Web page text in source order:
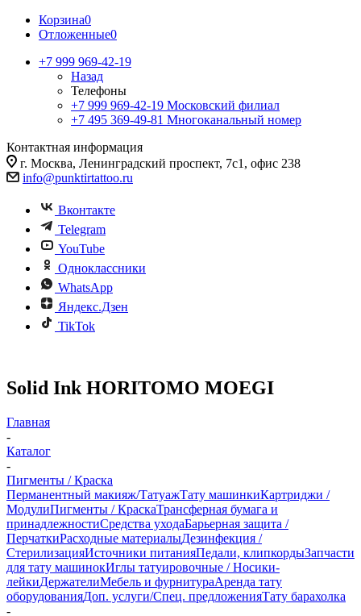
Корзина0
Отложенные0
+7 999 969-42-19
Назад
Телефоны
+7 999 969-42-19 Московский филиал
+7 495 369-49-81 Многоканальный номер
Контактная информация
г. Москва, Ленинградский проспект, 7с1, офис 238
info@punktirtattoo.ru
Вконтакте
Telegram
YouTube
Одноклассники
WhatsApp
Яндекс.Дзен
TikTok
Solid Ink HORITOMO MOEGI
Главная
-
Каталог
-
Пигменты / Краска
Перманентный макияж/ТатуажТату машинкиКартриджи /
МодулиПигменты / КраскаТрансферная бумага и
принадлежностиСредства уходаБарьерная защита /
ПерчаткиРасходные материалыДезинфекция /
СтерилизацияИсточники питанияПедали, клипкордыЗапчасти
для тату машинокИглы татуировочные / Носики-
лейкиДержателиМебель и фурнитураАренда тату
оборудованияДоп. услуги/Спец. предложенияТату барахолка
-